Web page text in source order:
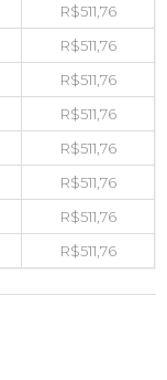
R$511,76
R$511,76
R$511,76
R$511,76
R$511,76
R$511,76
R$511,76
R$511,76